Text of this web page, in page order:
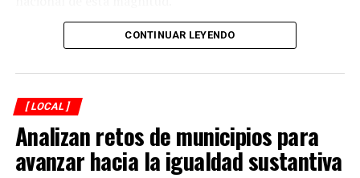
CONTINUAR LEYENDO
[ LOCAL ]
Analizan retos de municipios para
avanzar hacia la igualdad sustantiva